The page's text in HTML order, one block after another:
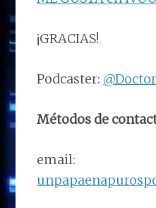
¡GRACIAS!
Podcaster:
Métodos de
email: